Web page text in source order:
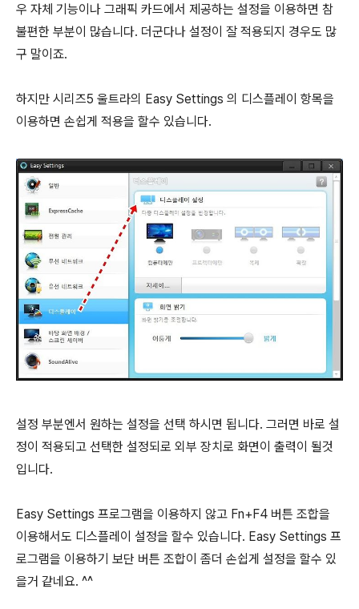
우 자체 기능이나 그래픽 카드에서 제공하는 설정을 이용하면 참
불편한 부분이 많습니다. 더군다나 설정이 잘 적용되지 경우도 많
구 말이죠.
하지만 시리즈5 울트라의 Easy Settings 의 디스플레이 항목을
이용하면 손쉽게 적용을 할수 있습니다.
설정 부분엔서 원하는 설정을 선택 하시면 됩니다. 그러면 바로 설
정이 적용되고 선택한 설정되로 외부 장치로 화면이 출력이 될것
입니다.
Easy Settings 프로그램을 이용하지 않고 Fn+F4 버튼 조합을
이용해서도 디스플레이 설정을 할수 있습니다. Easy Settings 프
로그램을 이용하기 보단 버튼 조합이 좀더 손쉽게 설정을 할수 있
을거 같네요. ^^